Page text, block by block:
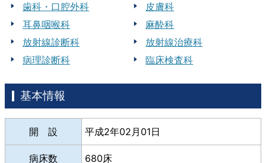
歯科・口腔外科
皮膚科
耳鼻咽喉科
麻酔科
放射線診断科
放射線治療科
病理診断科
臨床検査科
基本情報
開 設 平成2年02月01日
病床数 680床